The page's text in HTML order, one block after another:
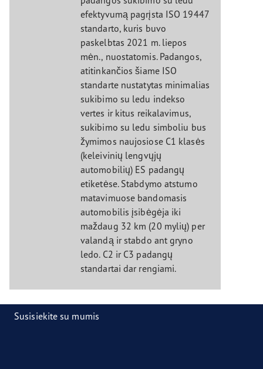
efektyvumą pagrįsta ISO 19447
standarto, kuris buvo
paskelbtas 2021 m. liepos
mėn., nuostatomis. Padangos,
atitinkančios šiame ISO
standarte nustatytas minimalias
sukibimo su ledu indekso
vertes ir kitus reikalavimus,
sukibimo su ledu simboliu bus
žymimos naujosiose C1 klasės
(keleivinių lengvųjų
automobilių) ES padangų
etiketėse. Stabdymo atstumo
matavimuose bandomasis
automobilis įsibėgėja iki
maždaug 32 km (20 mylių) per
valandą ir stabdo ant gryno
ledo. C2 ir C3 padangų
standartai dar rengiami.
Susisiekite su mumis